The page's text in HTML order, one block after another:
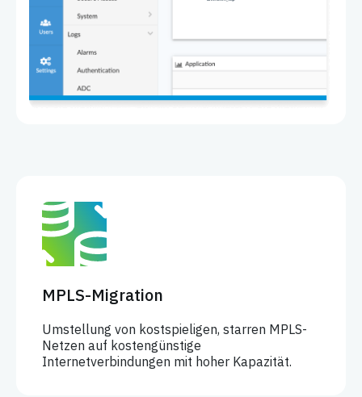
MPLS-Migration
Umstellung von kostspieligen, starren MPLS-
Netzen auf kostengünstige
Internetverbindungen mit hoher Kapazität.